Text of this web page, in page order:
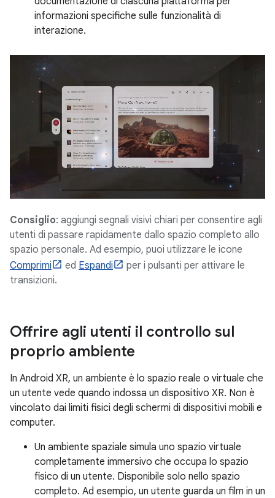
informazioni specifiche sulle funzionalità di
interazione.
Consiglio: aggiungi segnali visivi chiari per consentire agli
utenti di passare rapidamente dallo spazio completo allo
spazio personale. Ad esempio, puoi utilizzare le icone
Comprimi
ed Espandi
per i pulsanti per attivare le
transizioni.
Offrire agli utenti il controllo sul
proprio ambiente
In Android XR, un ambiente è lo spazio reale o virtuale che
un utente vede quando indossa un dispositivo XR. Non è
vincolato dai limiti fisici degli schermi di dispositivi mobili e
computer.
Un ambiente spaziale simula uno spazio virtuale
completamente immersivo che occupa lo spazio
fisico di un utente. Disponibile solo nello spazio
completo. Ad esempio, un utente guarda un film in un